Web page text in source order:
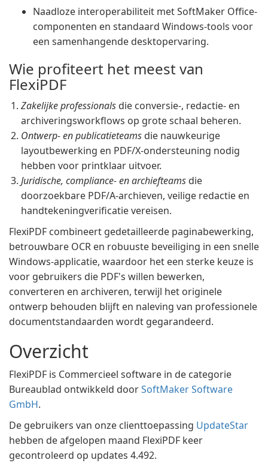
Naadloze interoperabiliteit met SoftMaker Office-
componenten en standaard Windows-tools voor
een samenhangende desktopervaring.
Wie profiteert het meest van
FlexiPDF
Zakelijke professionals die conversie-, redactie- en
archiveringsworkflows op grote schaal beheren.
Ontwerp- en publicatieteams die nauwkeurige
layoutbewerking en PDF/X-ondersteuning nodig
hebben voor printklaar uitvoer.
Juridische, compliance- en archiefteams die
doorzoekbare PDF/A-archieven, veilige redactie en
handtekeningverificatie vereisen.
FlexiPDF combineert gedetailleerde paginabewerking,
betrouwbare OCR en robuuste beveiliging in een snelle
Windows-applicatie, waardoor het een sterke keuze is
voor gebruikers die PDF's willen bewerken,
converteren en archiveren, terwijl het originele
ontwerp behouden blijft en naleving van professionele
documentstandaarden wordt gegarandeerd.
Overzicht
FlexiPDF is Commercieel software in de categorie
Bureaublad ontwikkeld doorSoftMaker Software
GmbH.
De gebruikers van onze clienttoepassing UpdateStar
hebben de afgelopen maand FlexiPDF keer
gecontroleerd op updates 4.492.